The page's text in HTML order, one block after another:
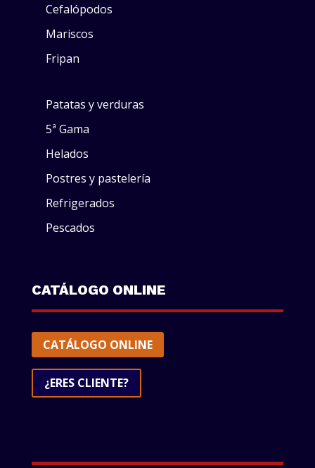
Cefalópodos
Mariscos
Fripan
Patatas y verduras
5ª Gama
Helados
Postres y pastelería
Refrigerados
Pescados
CATÁLOGO ONLINE
CATÁLOGO ONLINE
¿ERES CLIENTE?